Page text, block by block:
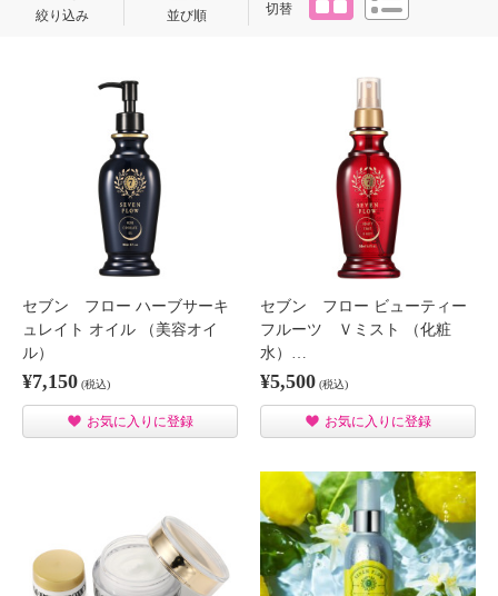
絞り込み 並び順
切替
セブン フロー ハーブサーキ
ュレイト オイル （美容オイ
ル）
¥7,150 (税込)
お気に入りに登録
セブン フロー ビューティー
フルーツ Ｖミスト （化粧
水）…
¥5,500 (税込)
お気に入りに登録